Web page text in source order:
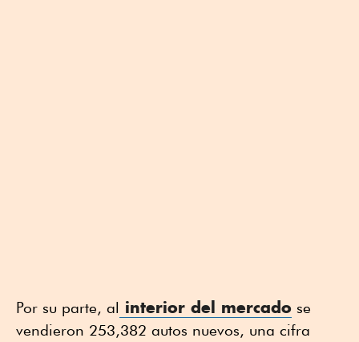
Por su parte, al interior del mercado se
vendieron 253,382 autos nuevos, una cifra